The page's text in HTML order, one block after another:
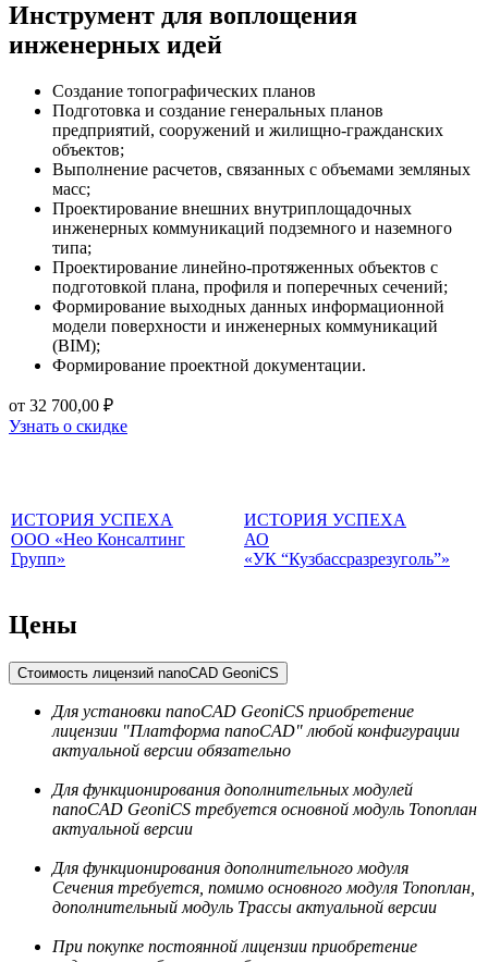
Инструмент для воплощения
инженерных идей
Создание топографических планов
Подготовка и создание генеральных планов
предприятий, сооружений и жилищно-гражданских
объектов;
Выполнение расчетов, связанных с объемами земляных
масс;
Проектирование внешних внутриплощадочных
инженерных коммуникаций подземного и наземного
типа;
Проектирование линейно-протяженных объектов с
подготовкой плана, профиля и поперечных сечений;
Формирование выходных данных информационной
модели поверхности и инженерных коммуникаций
(BIM);
Формирование проектной документации.
от 32 700,00 ₽
Узнать о скидке
ИСТОРИЯ УСПЕХА
ООО «Нео Консалтинг
Групп»
ИСТОРИЯ УСПЕХА
АО
«УК “Кузбассразрезуголь”»
Цены
Стоимость лицензий nanoCAD GeoniCS
Для установки nanoCAD GeoniCS приобретение
лицензии "Платформа nanoCAD" любой конфигурации
актуальной версии обязательно
Для функционирования дополнительных модулей
nanoCAD GeoniCS требуется основной модуль Топоплан
актуальной версии
Для функционирования дополнительного модуля
Сечения требуется, помимо основного модуля Топоплан,
дополнительный модуль Трассы актуальной версии
При покупке постоянной лицензии приобретение